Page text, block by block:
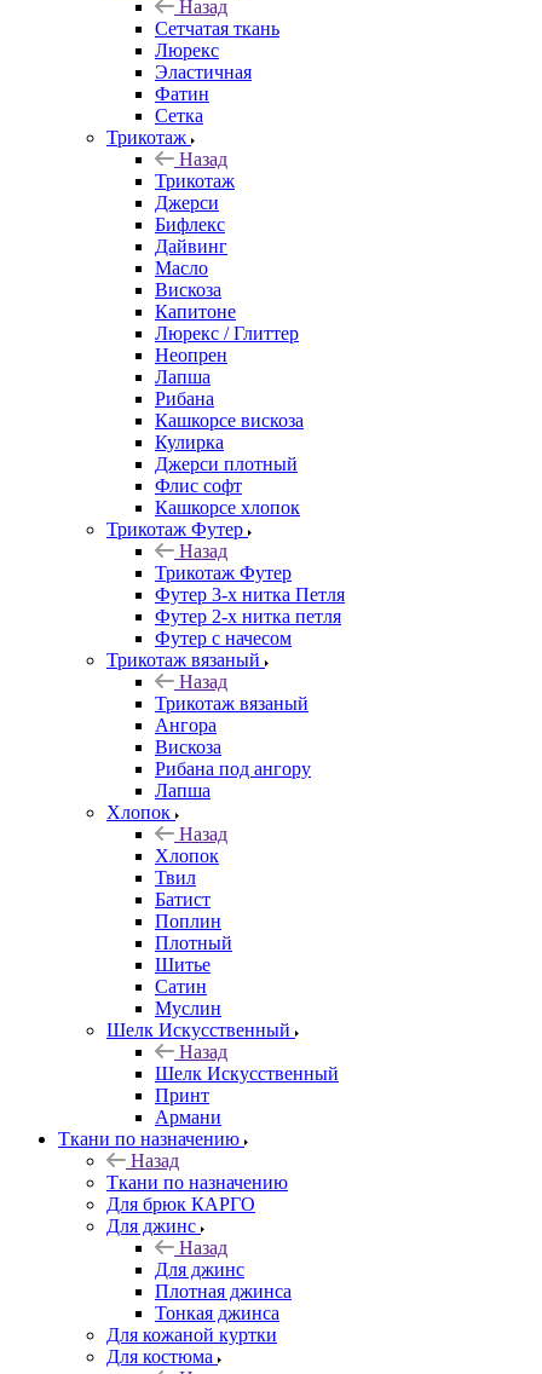
Назад
Сетчатая ткань
Люрекс
Эластичная
Фатин
Сетка
Трикотаж
Назад
Трикотаж
Джерси
Бифлекс
Дайвинг
Масло
Вискоза
Капитоне
Люрекс / Глиттер
Неопрен
Лапша
Рибана
Кашкорсе вискоза
Кулирка
Джерси плотный
Флис софт
Кашкорсе хлопок
Трикотаж Футер
Назад
Трикотаж Футер
Футер 3-х нитка Петля
Футер 2-х нитка петля
Футер с начесом
Трикотаж вязаный
Назад
Трикотаж вязаный
Ангора
Вискоза
Рибана под ангору
Лапша
Хлопок
Назад
Хлопок
Твил
Батист
Поплин
Плотный
Шитье
Сатин
Муслин
Шелк Искусственный
Назад
Шелк Искусственный
Принт
Армани
Ткани по назначению
Назад
Ткани по назначению
Для брюк КАРГО
Для джинс
Назад
Для джинс
Плотная джинса
Тонкая джинса
Для кожаной куртки
Для костюма